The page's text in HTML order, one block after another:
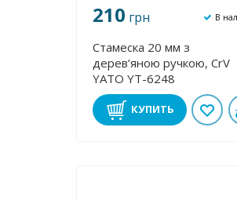
210 грн В
Стамеска 20 мм з
дерев’яною ручкою, CrV
YATO YT-6248
КУПИТЬ